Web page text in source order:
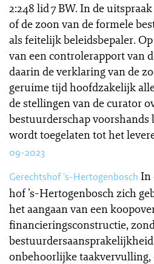
2:248 lid 7 BW. In de
of de zoon van de formele
als feitelijk beleidsbepaler.
van een controlerapport van
daarin de verklaring van de
geruime tijd hoofdzakelijk
de stellingen van de curator
bestuurderschap voorshands
wordt toegelaten tot het
09-2023
Gerechtshof 's-Hertogenbosch In
hof ’s-Hertogenbosch zich
het aangaan van een
financieringsconstructie,
onbehoorlijke